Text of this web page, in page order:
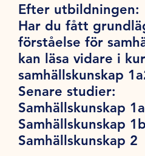
Efter utbildningen:
Har du fått
förståelse för
kan läsa vidare i
samhällskunskap
Senare studier:
Samhällskunskap
Samhällskunskap 1b
Samhällskunskap 2